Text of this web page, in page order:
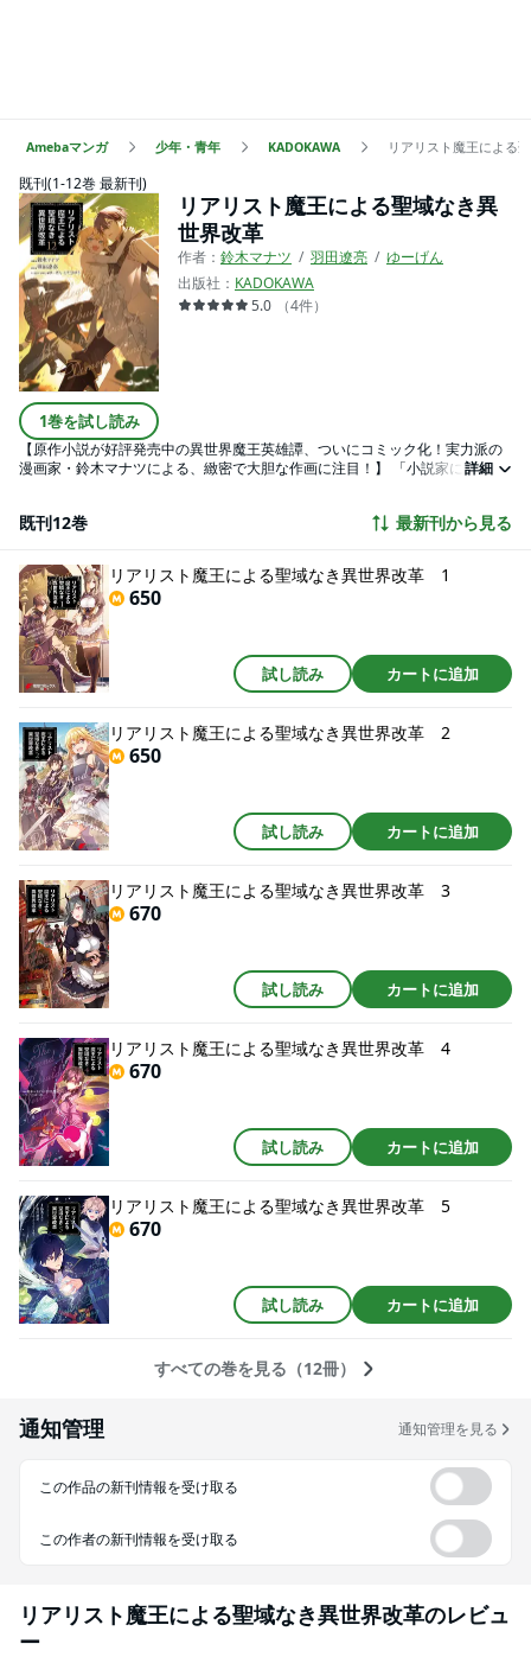
Amebaマンガ 少年・青年 KADOKAWA リアリスト魔王による
既刊(1-12巻 最新刊)
1巻を試し読み
リアリスト魔王による聖域なき異
世界改革
作者： 鈴木マナツ 羽田遼亮
ゆーげん
出版社： KADOKAWA
5.0
（4件）
【原作小説が好評発売中の異世界魔王英雄譚、ついにコミック化！実力派の
漫画家・鈴木マナツによる、緻密で大胆な作画に注目！】 「小説家になろ
参謀のメイド魔族と混迷した世界を再構築する！ ◆あらすじ◆ 72の魔王が
んな彼の前に突如謎の女神が現れ、この世界を改革するようアシュタロトを
導く。 初めに召喚したメイド兼参謀の魔族・イヴを従え、現実主義者（リア
リスト）魔王の伝説がはじまる！
詳細
既刊12巻 最新刊から見る
リアリスト魔王による聖域なき異世界改革 1
650
試し読み カートに追加
リアリスト魔王による聖域なき異世界改革 2
650
試し読み カートに追加
リアリスト魔王による聖域なき異世界改革 3
670
試し読み カートに追加
リアリスト魔王による聖域なき異世界改革 4
670
試し読み カートに追加
リアリスト魔王による聖域なき異世界改革 5
670
試し読み カートに追加
すべての巻を見る（12冊）
通知管理 通知管理を見る
この作品の新刊情報を受け取る
この作者の新刊情報を受け取る
リアリスト魔王による聖域なき異世界改革のレビュ
ー